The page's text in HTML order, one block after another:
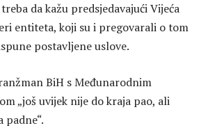
da kažu predsjedavajući Vijeća
entiteta, koji su i pregovarali o tom
postavljene uslove.
BiH s Međunarodnim
„još uvijek nije do kraja pao, ali